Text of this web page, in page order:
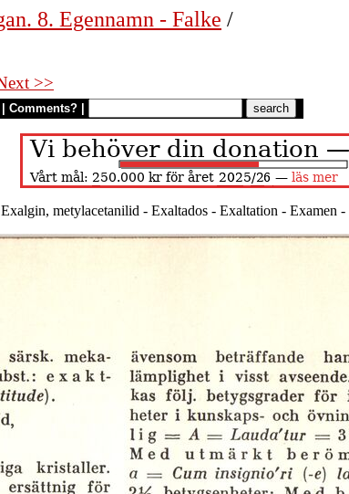
8. Egennamn - Falke /
>>
Comments?
metylacetanilid - Exaltados - Exaltation - Examen